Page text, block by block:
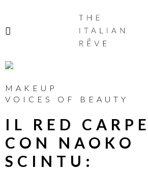
ITALIAN
RÊVE
MAKEUP
VOICES OF BEAUTY
IL RED
CON NAOKO
SCINTU: